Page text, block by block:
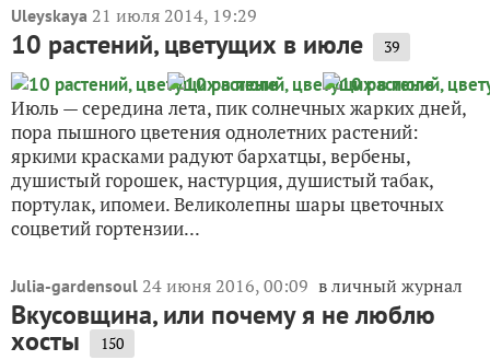
Uleyskaya 21 июля 2014, 19:29
10 растений, цветущих в июле 39
Июль — середина лета, пик солнечных жарких дней,
пора пышного цветения однолетних растений:
яркими красками радуют бархатцы, вербены,
душистый горошек, настурция, душистый табак,
портулак, ипомеи. Великолепны шары цветочных
соцветий гортензии...
Julia-gardensoul 24 июня 2016, 00:09 в личный журнал
Вкусовщина, или почему я не люблю
хосты 150